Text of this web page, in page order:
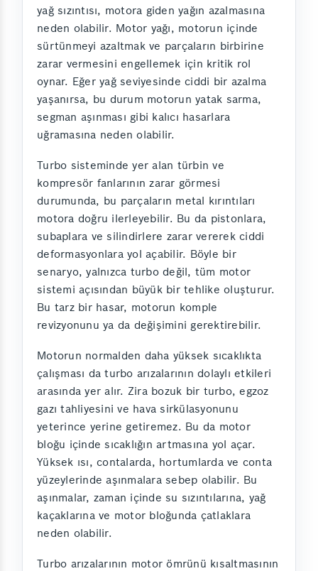
yağ sızıntısı, motora giden yağın azalmasına
neden olabilir. Motor yağı, motorun içinde
sürtünmeyi azaltmak ve parçaların birbirine
zarar vermesini engellemek için kritik rol
oynar. Eğer yağ seviyesinde ciddi bir azalma
yaşanırsa, bu durum motorun yatak sarma,
segman aşınması gibi kalıcı hasarlara
uğramasına neden olabilir.
Turbo sisteminde yer alan türbin ve
kompresör fanlarının zarar görmesi
durumunda, bu parçaların metal kırıntıları
motora doğru ilerleyebilir. Bu da pistonlara,
subaplara ve silindirlere zarar vererek ciddi
deformasyonlara yol açabilir. Böyle bir
senaryo, yalnızca turbo değil, tüm motor
sistemi açısından büyük bir tehlike oluşturur.
Bu tarz bir hasar, motorun komple
revizyonunu ya da değişimini gerektirebilir.
Motorun normalden daha yüksek sıcaklıkta
çalışması da turbo arızalarının dolaylı etkileri
arasında yer alır. Zira bozuk bir turbo, egzoz
gazı tahliyesini ve hava sirkülasyonunu
yeterince yerine getiremez. Bu da motor
bloğu içinde sıcaklığın artmasına yol açar.
Yüksek ısı, contalarda, hortumlarda ve conta
yüzeylerinde aşınmalara sebep olabilir. Bu
aşınmalar, zaman içinde su sızıntılarına, yağ
kaçaklarına ve motor bloğunda çatlaklara
neden olabilir.
Turbo arızalarının motor ömrünü kısaltmasının